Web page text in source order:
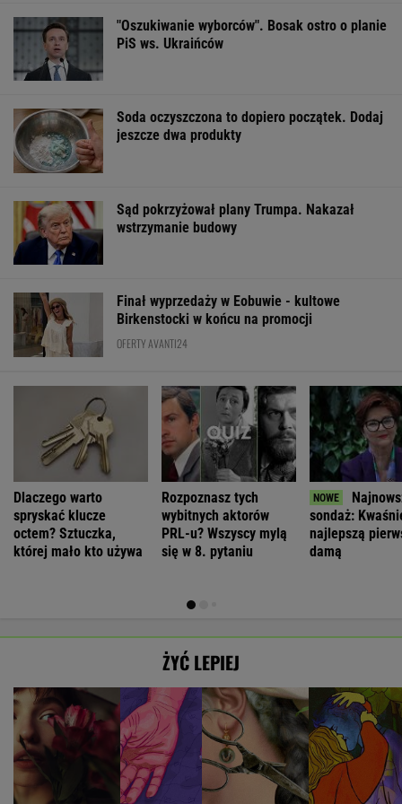
"Oszukiwanie wyborców". Bosak ostro o planie
PiS ws. Ukraińców
Soda oczyszczona to dopiero początek. Dodaj
jeszcze dwa produkty
Sąd pokrzyżował plany Trumpa. Nakazał
wstrzymanie budowy
Finał wyprzedaży w Eobuwie - kultowe
Birkenstocki w końcu na promocji
OFERTY AVANTI24
Dlaczego warto
spryskać klucze
octem? Sztuczka,
której mało kto używa
Rozpoznasz tych
wybitnych aktorów
PRL-u? Wszyscy mylą
się w 8. pytaniu
sondaż:
najlepszą
damą
ŻYĆ LEPIEJ